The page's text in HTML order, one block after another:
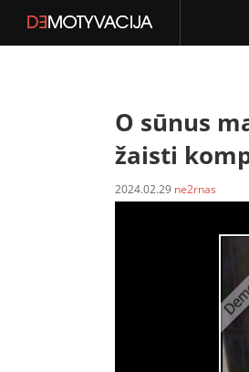
O sūnus
žaisti
2024.02.29 ne2rnas